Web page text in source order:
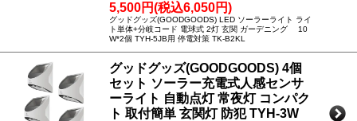
5,500円(税込6,050円)
グッドグッズ(GOODGOODS) LED ソーラーライト ライ
ト単体+分岐コード 電球式 2灯 玄関 ガーデニング 10
W*2個 TYH-5JB用 停電対策 TK-B2KL
グッドグッズ(GOODGOODS) 4個
セット ソーラー充電式人感センサ
ーライト 自動点灯 常夜灯 コンパク
ト 取付簡単 玄関灯 防犯 TYH-3W